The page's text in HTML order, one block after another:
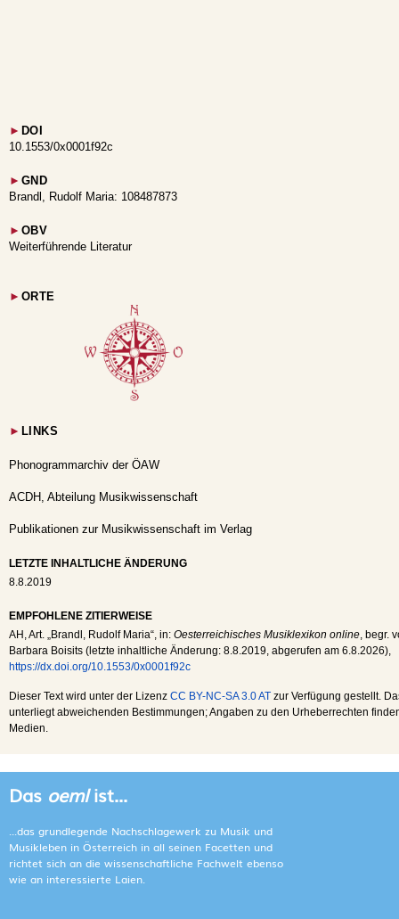
► DOI
10.1553/0x0001f92c
► GND
Brandl, Rudolf Maria: 108487873
► OBV
Weiterführende Literatur
► ORTE
► LINKS
Phonogrammarchiv der ÖAW
ACDH, Abteilung Musikwissenschaft
Publikationen zur Musikwissenschaft im Verlag
LETZTE INHALTLICHE ÄNDERUNG
8.8.2019
EMPFOHLENE ZITIERWEISE
AH , Art. „Brandl, Rudolf Maria“, in: Oesterreichisches Musiklexikon online , begr.
Barbara Boisits (letzte inhaltliche Änderung: 8.8.2019 , abgerufen am 6.8.2026),
https://dx.doi.org/10.1553/0x0001f92c
Dieser Text wird unter der Lizenz CC BY-NC-SA 3.0 AT zur Verfügung gestellt.
unterliegt abweichenden Bestimmungen; Angaben zu den Urheberrechten
Medien.
Das oemlist...
...das grundlegende Nachschlagewerk zu Musik und
Musikleben in Österreich in all seinen Facetten und
richtet sich an die wissenschaftliche Fachwelt ebenso
wie an interessierte Laien.